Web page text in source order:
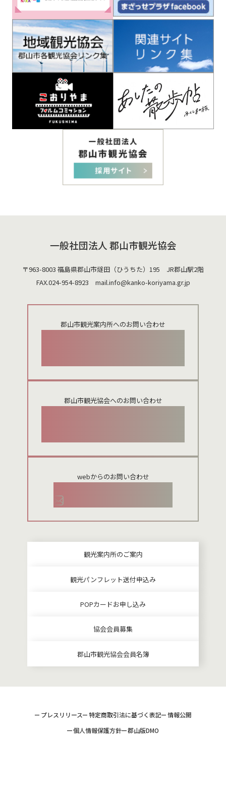
一般社団法人 郡山市観光協会
〒963-8003 福島県郡山市燧田（ひうちた）195 JR郡山駅2階
FAX.024-954-8923 mail.info@kanko-koriyama.gr.jp
郡山市観光案内所へのお問い合わせ
郡山市観光協会へのお問い合わせ
webからのお問い合わせ
観光案内所のご案内
観光パンフレット送付申込み
POPカードお申し込み
協会会員募集
郡山市観光協会会員名簿
プレスリリース 特定商取引法に基づく表記
情報公開
個人情報保護方針
郡山版DMO